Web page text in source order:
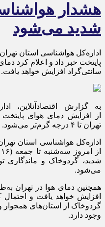
هشدار
شدید می‌شود
اداره‌کل هواشناسی استان
سانتی‌گراد افزایش خواهد یافت.
به گزارش اقتصادآنلاین،
از افزایش دمای هوای
تهران تا ۴ درجه گرم‌تر می‌شود.
اداره‌کل هواشناسی استان
شدید، گردوخاک و ماندگاری
می‌شود.
افزایش خواهد یافت و احتمال
گردوخاک از استان‌های
وجود دارد.